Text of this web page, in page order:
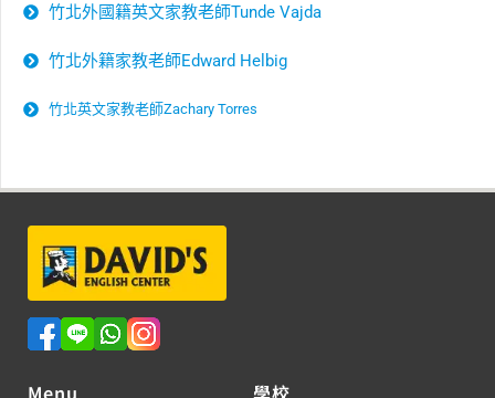
竹北外國籍英文家教老師Tunde Vajda
竹北外籍家教老師Edward Helbig
竹北英文家教老師Zachary Torres
Menu 學校